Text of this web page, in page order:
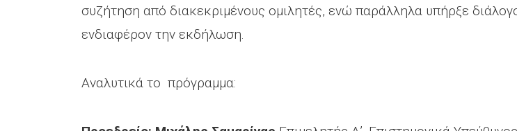
συζήτηση από διακεκριμένους ομιλητές, ενώ παράλληλα υπήρξε
ενδιαφέρον την εκδήλωση.
Αναλυτικά το πρόγραμμα: